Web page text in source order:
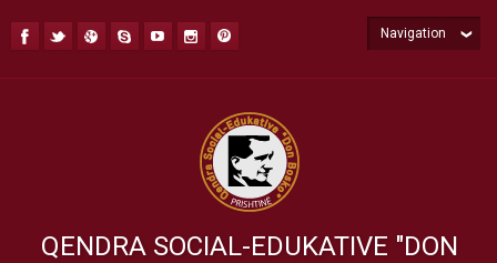
QENDRA SOCIAL-EDUKATIVE "DON
Navigation